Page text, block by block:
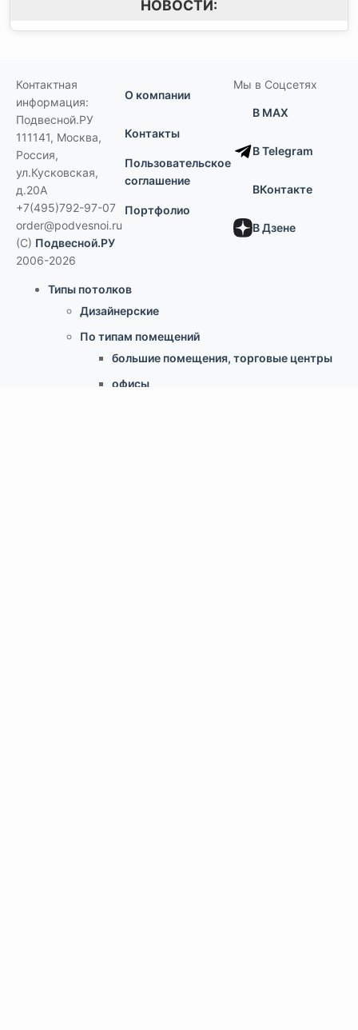
НОВОСТИ:
Контактная
информация:
Подвесной.РУ
111141, Москва,
Россия,
ул.Кусковская,
д.20А
+7(495)792-97-07
order@podvesnoi.ru
(C) Подвесной.РУ
2006-2026
О компании
Контакты
Пользовательское
соглашение
Портфолио
Мы в Соцсетях
В MAX
В Telegram
ВКонтакте
В Дзене
Типы потолков
Дизайнерские
По типам помещений
большие помещения, торговые центры
офисы